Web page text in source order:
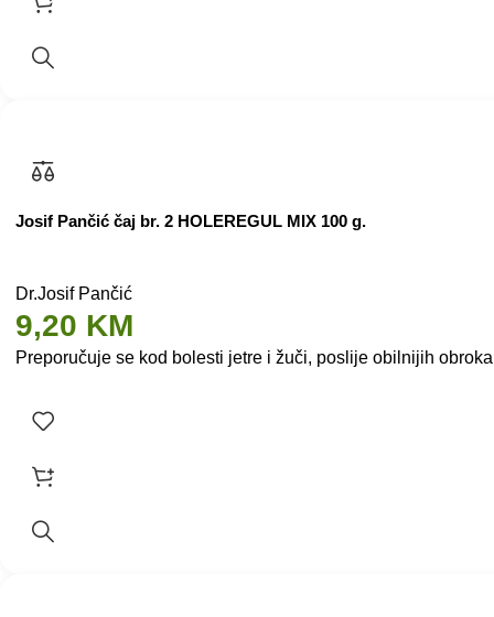
Josif Pančić čaj br. 2 HOLEREGUL MIX 100 g.
Dr.Josif Pančić
9,20 KM
Preporučuje se kod bolesti jetre i žuči, poslije obilnijih